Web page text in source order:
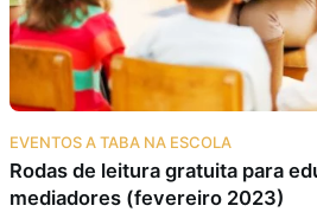
EVENTOS A TABA NA ESCOLA
Rodas de leitura gratuita para
mediadores (fevereiro 2023)